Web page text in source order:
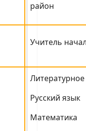
район
Учитель
Русский язык
Математика